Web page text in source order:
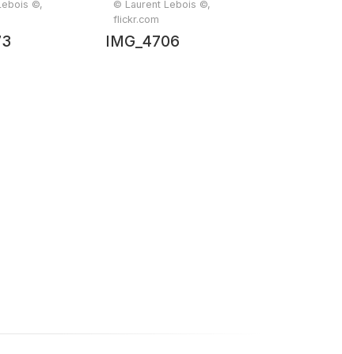
©,
© Laurent Lebois ©,
flickr.com
IMG_4706